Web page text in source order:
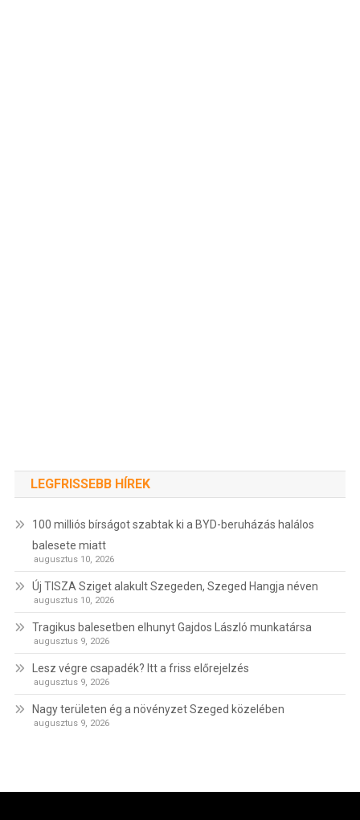
LEGFRISSEBB HÍREK
100 milliós bírságot szabtak ki a BYD-beruházás halálos
balesete miatt
augusztus 10, 2026
Új TISZA Sziget alakult Szegeden, Szeged Hangja néven
augusztus 10, 2026
Tragikus balesetben elhunyt Gajdos László munkatársa
augusztus 9, 2026
Lesz végre csapadék? Itt a friss előrejelzés
augusztus 9, 2026
Nagy területen ég a növényzet Szeged közelében
augusztus 9, 2026